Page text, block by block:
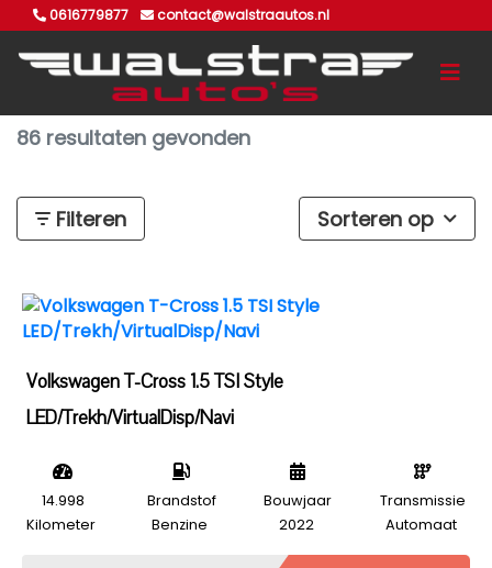
0616779877 contact@walstraautos.nl
86 resultaten gevonden
Filteren Sorteren op
Volkswagen T-Cross 1.5 TSI Style
LED/Trekh/VirtualDisp/Navi
14.998
Kilometer
Brandstof
Benzine
Bouwjaar
2022
Transmissie
Automaat